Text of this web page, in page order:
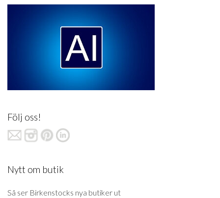
Följ oss!
Nytt om butik
Så ser Birkenstocks nya butiker ut